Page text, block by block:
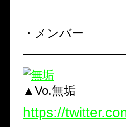
・メンバー
▲Vo.無垢
https://